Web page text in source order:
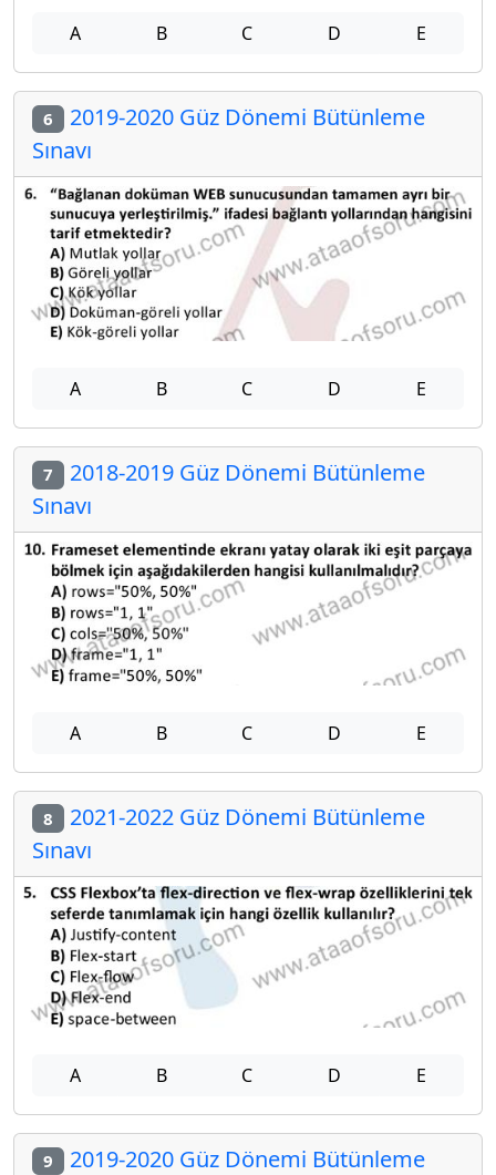
A B C D E
6 2019-2020 Güz Dönemi Bütünleme
Sınavı
A B C D E
7 2018-2019 Güz Dönemi Bütünleme
Sınavı
A B C D E
8 2021-2022 Güz Dönemi Bütünleme
Sınavı
A B C D E
9 2019-2020 Güz Dönemi Bütünleme